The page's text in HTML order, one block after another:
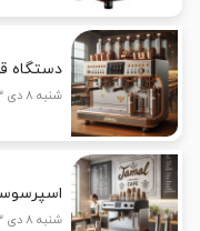
دستگاه
شنبه ۸ دی ۱۴۰۳
شنبه ۸ دی ۱۴۰۳